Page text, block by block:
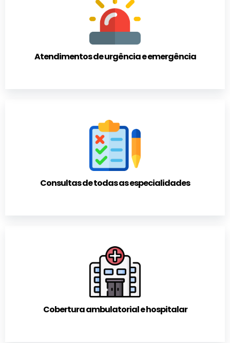
Atendimentos de urgência e emergência
Consultas de todas as especialidades
Cobertura ambulatorial e hospitalar